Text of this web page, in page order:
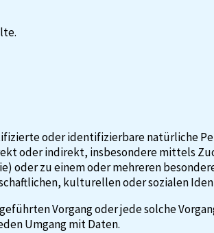
oder identifizierbare natürliche
oder indirekt, insbesondere mittels
oder zu einem oder mehreren
kulturellen oder sozialen
Vorgang oder jede solche
Umgang mit Daten.